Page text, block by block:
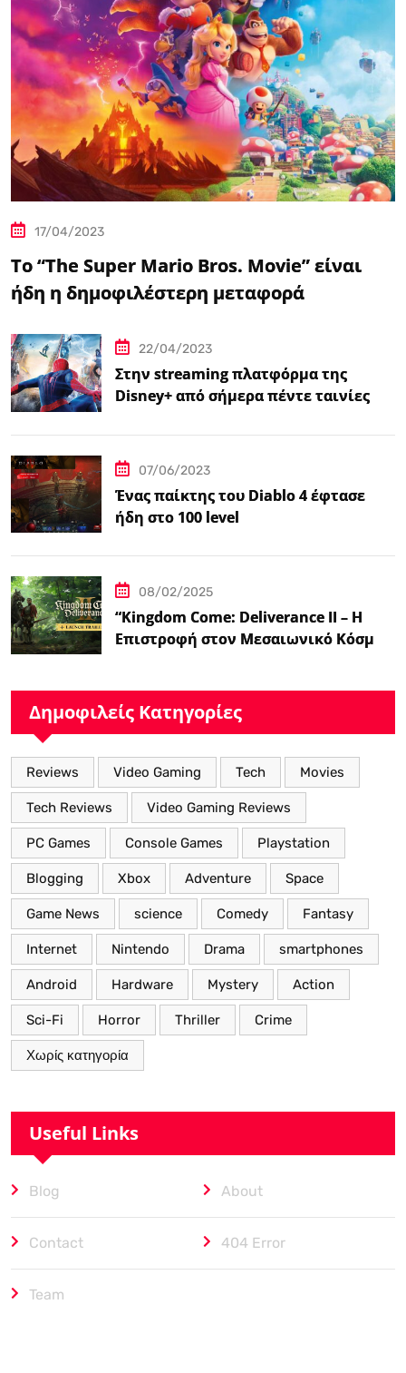
17/04/2023
Το “The Super Mario Bros. Movie” είναι
ήδη η δημοφιλέστερη μεταφορά
22/04/2023
Στην streaming πλατφόρμα της
Disney+ από σήμερα πέντε ταινίες
07/06/2023
Ένας παίκτης του Diablo 4 έφτασε
ήδη στο 100 level
08/02/2025
“Kingdom Come: Deliverance II – Η
Επιστροφή στον Μεσαιωνικό Κόσμο
Δημοφιλείς Κατηγορίες
Reviews Video Gaming Tech Movies
Tech Reviews Video Gaming Reviews
PC Games Console Games Playstation
Blogging Xbox Adventure Space
Game News science Comedy Fantasy
Internet Nintendo Drama smartphones
Android Hardware Mystery Action
Sci-Fi Horror Thriller Crime
Χωρίς κατηγορία
Useful Links
Blog About
Contact 404 Error
Team